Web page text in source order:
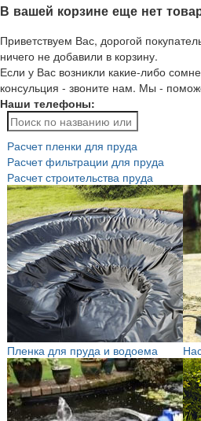
В вашей корзине еще нет
Приветствуем Вас, дорогой
ничего не добавили в корзину.
Если у Вас возникли какие-либо
консульция - звоните нам. Мы -
Наши телефоны:
Расчет пленки для пруда
Расчет фильтрации для пруда
Расчет строительства пруда
Пленка для пруда и водоема